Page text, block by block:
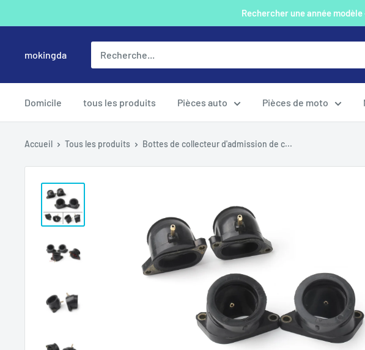
au
Rechercher une année
mokingda
Domicile tous les produits Pièces auto Pièces de moto
Accueil Tous les produits Bottes de collecteur d'admission de c...